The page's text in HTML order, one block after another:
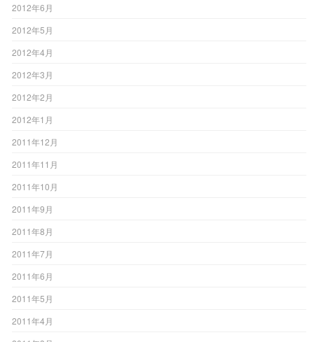
2012年6月
2012年5月
2012年4月
2012年3月
2012年2月
2012年1月
2011年12月
2011年11月
2011年10月
2011年9月
2011年8月
2011年7月
2011年6月
2011年5月
2011年4月